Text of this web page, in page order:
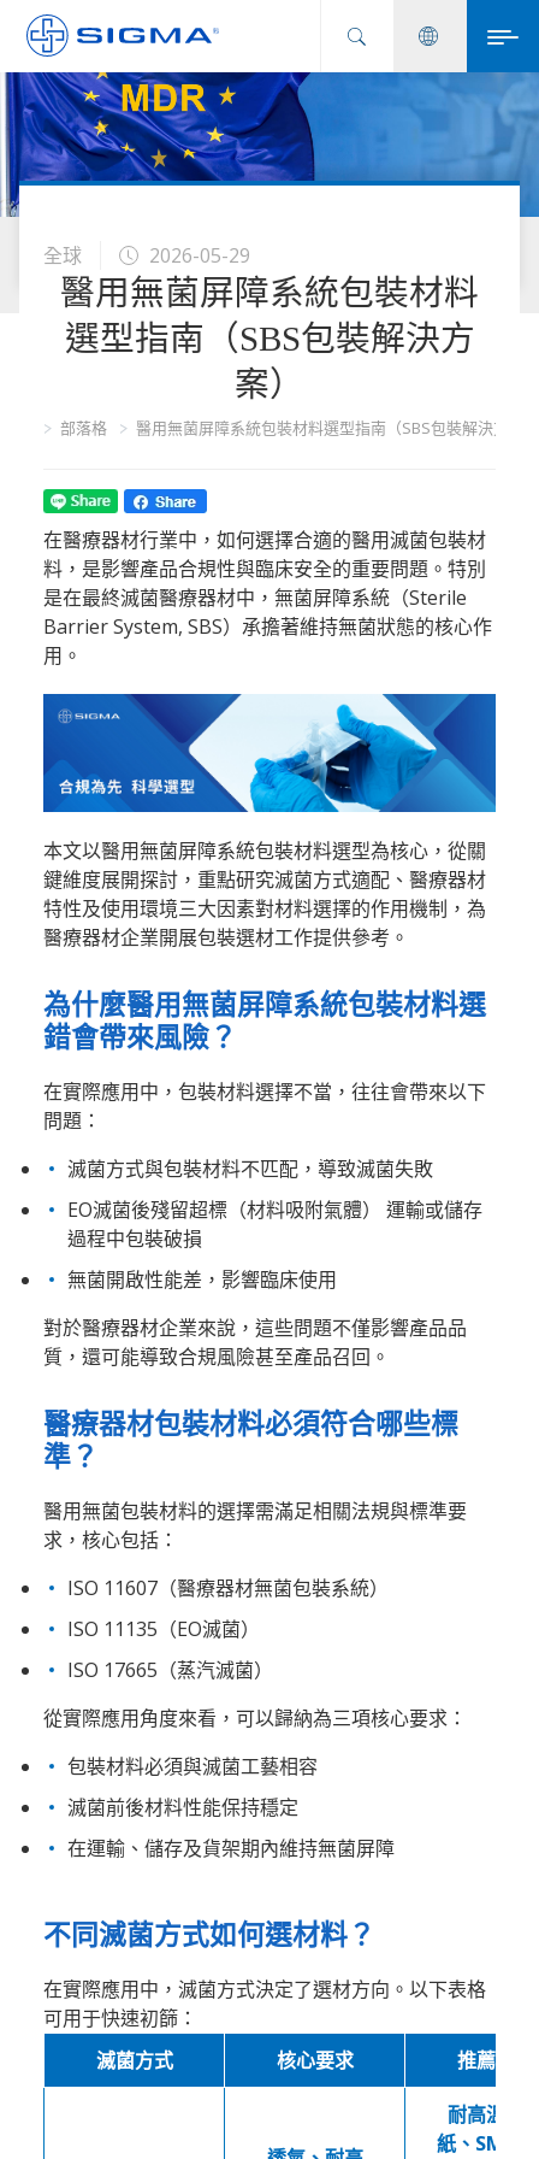
全球 2026-05-29
醫用無菌屏障系統包裝材料
選型指南（SBS包裝解決方
案）
部落格 醫用無菌屏障系統包裝材料選型指南（SBS包裝解決方案）
在醫療器材行業中，如何選擇合適的醫用滅菌包裝材
料，是影響產品合規性與臨床安全的重要問題。特別
是在最終滅菌醫療器材中，無菌屏障系統（Sterile
Barrier System, SBS）承擔著維持無菌狀態的核心作
用。
本文以醫用無菌屏障系統包裝材料選型為核心，從關
鍵維度展開探討，重點研究滅菌方式適配、醫療器材
特性及使用環境三大因素對材料選擇的作用機制，為
醫療器材企業開展包裝選材工作提供參考。
為什麼醫用無菌屏障系統包裝材料選
錯會帶來風險？
在實際應用中，包裝材料選擇不當，往往會帶來以下
問題：
滅菌方式與包裝材料不匹配，導致滅菌失敗
EO滅菌後殘留超標（材料吸附氣體） 運輸或儲存
過程中包裝破損
無菌開啟性能差，影響臨床使用
對於醫療器材企業來說，這些問題不僅影響產品品
質，還可能導致合規風險甚至產品召回。
醫療器材包裝材料必須符合哪些標
準？
醫用無菌包裝材料的選擇需滿足相關法規與標準要
求，核心包括：
ISO 11607（醫療器材無菌包裝系統）
ISO 11135（EO滅菌）
ISO 17665（蒸汽滅菌）
從實際應用角度來看，可以歸納為三項核心要求：
包裝材料必須與滅菌工藝相容
滅菌前後材料性能保持穩定
在運輸、儲存及貨架期內維持無菌屏障
不同滅菌方式如何選材料？
在實際應用中，滅菌方式決定了選材方向。以下表格
可用于快速初篩：
滅菌方式
核心要求 推薦材料
耐高溫醫
紙、SMS